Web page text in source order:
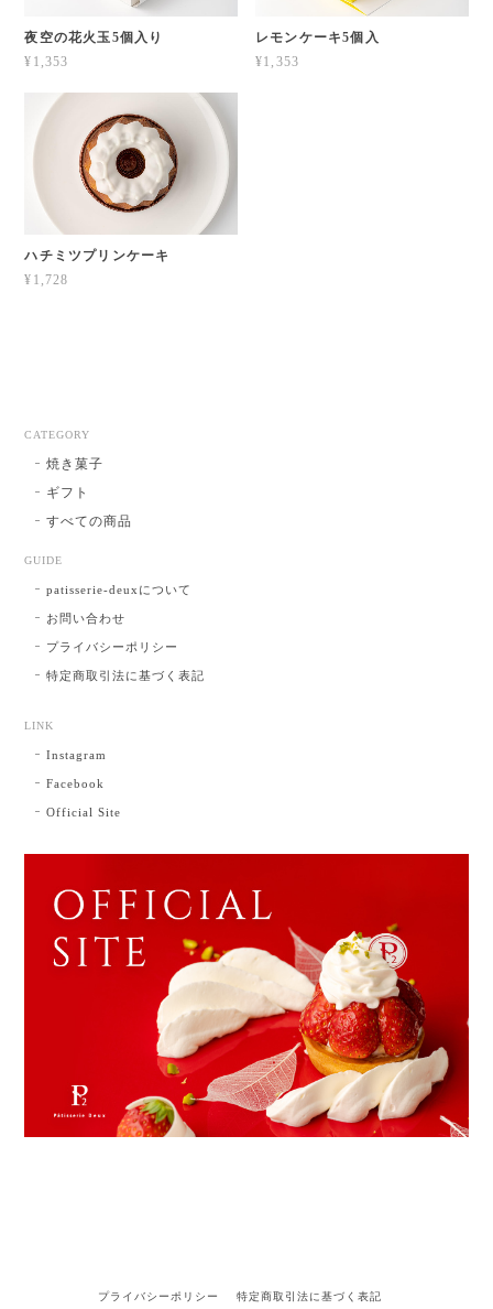
夜空の花火玉5個入り
¥1,353
レモンケーキ5個入
¥1,353
ハチミツプリンケーキ
¥1,728
CATEGORY
焼き菓子
ギフト
すべての商品
GUIDE
patisserie-deuxについて
お問い合わせ
プライバシーポリシー
特定商取引法に基づく表記
LINK
Instagram
Facebook
Official Site
プライバシーポリシー 特定商取引法に基づく表記